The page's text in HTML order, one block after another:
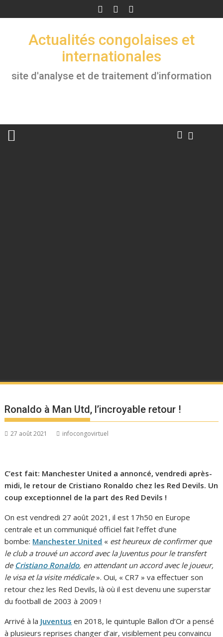
to
Actualités congolaises et
internationales
site d'analyse et de traitement d'information
Ronaldo à Man Utd, l’incroyable retour !
27 août 2021 infocongovirtuel
C’est fait: Manchester United a annoncé, vendredi après-
midi, le retour de Cristiano Ronaldo chez les Red Devils. Un
coup exceptionnel de la part des Red Devils !
On est vendredi 27 août 2021, il est 17h50 en Europe
centrale et un communiqué officiel fait l’effet d’une
bombe: Manchester United « est heureux de confirmer que
le club a trouvé un accord avec la Juventus pour le transfert
de Cristiano Ronaldo, en attendant un accord avec le joueur,
le visa et la visite médicale». Oui, « CR7 » va effectuer son
retour chez les Red Devils, là où il est devenu une superstar
du football de 2003 à 2009 !
Arrivé à la Juventus en 2018, le quintuple Ballon d’Or a pensé
à plusieurs reprises changer d’air, visiblement peu convaincu